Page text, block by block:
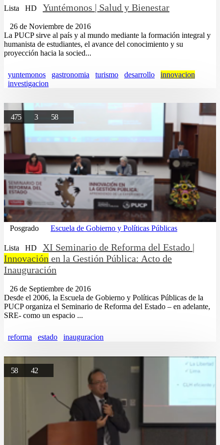
Lista HD Yuntémonos | Salud y Bienestar
26 de Noviembre de 2016
La PUCP sirve al país y al mundo mediante la formación integral y
humanista de estudiantes, el avance del conocimiento y su
proyección hacia la socied...
yuntemonos gastronomia turismo desarrollo
innovacion
investigacion
475 3 58
Posgrado Escuela de Gobierno y Políticas Públicas
Lista HD
XI Seminario de Reforma del Estado |
Innovación en la Gestión Pública: Acto de
Inauguración
26 de Septiembre de 2016
Desde el 2006, la Escuela de Gobierno y Políticas Públicas de la
PUCP organiza el Seminario de Reforma del Estado – en adelante,
SRE- como un espacio ...
reforma estado inauguracion
58 42